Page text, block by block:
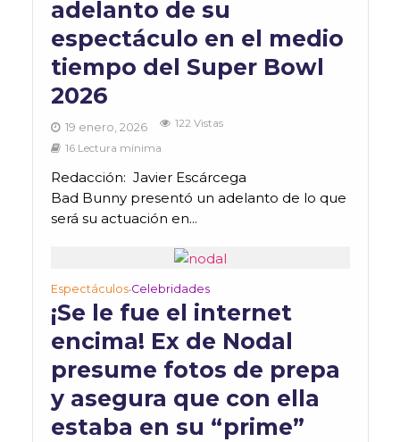
adelanto de su
espectáculo en el medio
tiempo del Super Bowl
2026
19 enero, 2026
122 Vistas
16 Lectura mínima
Redacción: Javier Escárcega
Bad Bunny presentó un adelanto de lo que
será su actuación en...
Espectáculos•Celebridades
¡Se le fue el internet
encima! Ex de Nodal
presume fotos de prepa
y asegura que con ella
estaba en su “prime”